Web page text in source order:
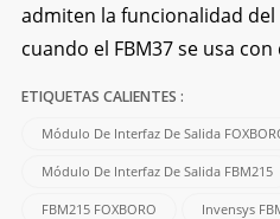
admiten la funcionalidad del
cuando el FBM37 se usa
ETIQUETAS CALIENTES :
Módulo De Interfaz De Salida
Módulo De Interfaz De Salida FBM215
FBM215 FOXBORO Invensys